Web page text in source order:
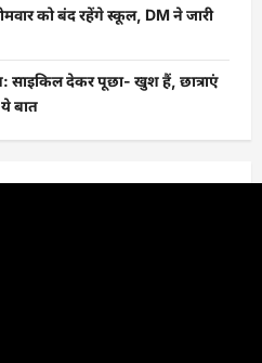
को बंद रहेंगे स्कूल, DM ने जारी
साइकिल देकर पूछा- खुश हैं, छात्राएं
बात